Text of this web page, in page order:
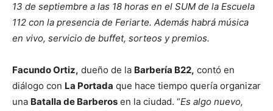
13 de septiembre a las 18 horas en el SUM de la Escuela
112 con la presencia de Feriarte. Además habrá música
en vivo, servicio de buffet, sorteos y premios.
Facundo Ortiz, dueño de la Barbería B22, contó en
diálogo con La Portada que hace tiempo quería organizar
una Batalla de Barberos en la ciudad. “Es algo nuevo,